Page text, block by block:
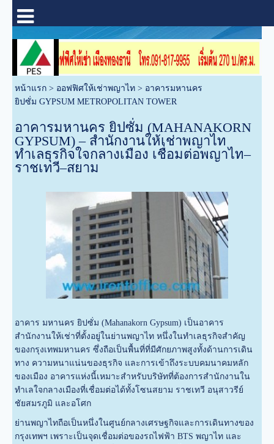
หน้าแรก > ออฟฟิศให้เช่าพญาไท > อาคารมหานคร
ยิปซั่ม GYPSUM METROPOLITAN TOWER
อาคารมหานคร ยิปซั่ม (MAHANAKORN
GYPSUM) – สำนักงานให้เช่าพญาไท
ทำเลธุรกิจใจกลางเมือง เชื่อมต่อพญาไท–
ราชเทวี–สยาม
อาคาร มหานคร ยิปซั่ม (Mahanakorn Gypsum) เป็นอาคาร
สำนักงานให้เช่าที่ตั้งอยู่ในย่านพญาไท หนึ่งในทำเลธุรกิจสำคัญ
ของกรุงเทพมหานคร ซึ่งถือเป็นพื้นที่ที่มีศักยภาพสูงทั้งด้านการเดิน
ทาง ความหนาแน่นของธุรกิจ และการเข้าถึงระบบคมนาคมหลัก
ของเมือง อาคารแห่งนี้เหมาะสำหรับบริษัทที่ต้องการสำนักงานใน
ทำเลใจกลางเมืองที่เชื่อมต่อได้ทั้งโซนสยาม ราชเทวี อนุสาวรีย์
ชัยสมรภูมิ และอโศก
ย่านพญาไทถือเป็นหนึ่งในศูนย์กลางเศรษฐกิจและการเดินทางของ
กรุงเทพฯ เพราะเป็นจุดเชื่อมต่อของรถไฟฟ้า BTS พญาไท และ